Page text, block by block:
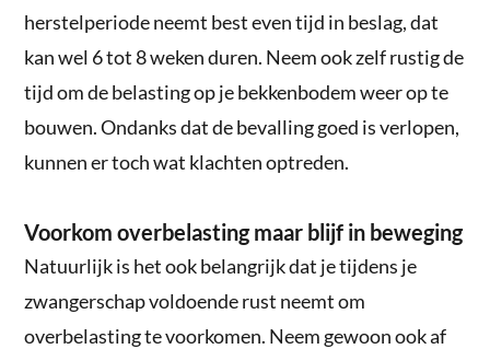
herstelperiode neemt best even tijd in beslag, dat
kan wel 6 tot 8 weken duren. Neem ook zelf rustig de
tijd om de belasting op je bekkenbodem weer op te
bouwen. Ondanks dat de bevalling goed is verlopen,
kunnen er toch wat klachten optreden.
Voorkom overbelasting maar blijf in beweging
Natuurlijk is het ook belangrijk dat je tijdens je
zwangerschap voldoende rust neemt om
overbelasting te voorkomen. Neem gewoon ook af